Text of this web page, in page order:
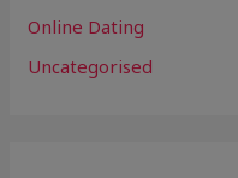
Online Dating
Uncategorised